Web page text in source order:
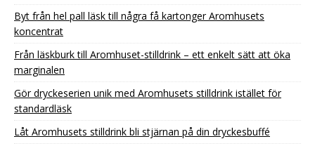
Byt från hel pall läsk till några få kartonger Aromhusets
koncentrat
Från läskburk till Aromhuset-stilldrink – ett enkelt sätt att öka
marginalen
Gör dryckeserien unik med Aromhusets stilldrink istället för
standardläsk
Låt Aromhusets stilldrink bli stjärnan på din dryckesbuffé